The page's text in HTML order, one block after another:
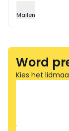
Mailen
Word
Kies het